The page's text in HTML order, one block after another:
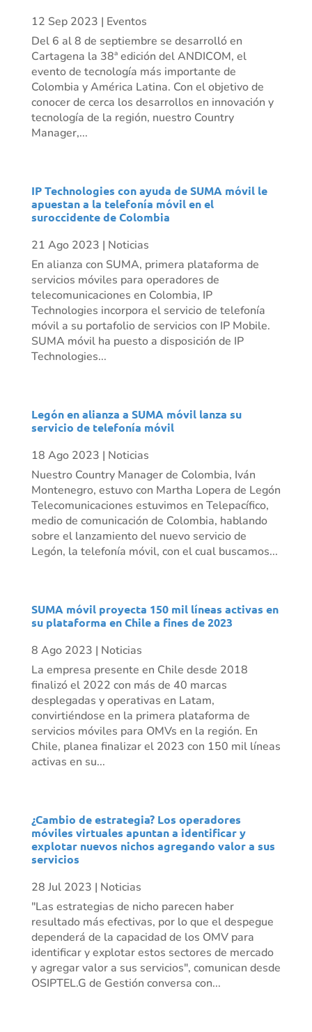
12 Sep 2023 | Eventos
Del 6 al 8 de septiembre se desarrolló en
Cartagena la 38ª edición del ANDICOM, el
evento de tecnología más importante de
Colombia y América Latina. Con el objetivo de
conocer de cerca los desarrollos en innovación y
tecnología de la región, nuestro Country
Manager,...
IP Technologies con ayuda de SUMA móvil le
apuestan a la telefonía móvil en el
suroccidente de Colombia
21 Ago 2023 | Noticias
En alianza con SUMA, primera plataforma de
servicios móviles para operadores de
telecomunicaciones en Colombia, IP
Technologies incorpora el servicio de telefonía
móvil a su portafolio de servicios con IP Mobile.
SUMA móvil ha puesto a disposición de IP
Technologies...
Legón en alianza a SUMA móvil lanza su
servicio de telefonía móvil
18 Ago 2023 | Noticias
Nuestro Country Manager de Colombia, Iván
Montenegro, estuvo con Martha Lopera de Legón
Telecomunicaciones estuvimos en Telepacífico,
medio de comunicación de Colombia, hablando
sobre el lanzamiento del nuevo servicio de
Legón, la telefonía móvil, con el cual buscamos...
SUMA móvil proyecta 150 mil líneas activas en
su plataforma en Chile a fines de 2023
8 Ago 2023 | Noticias
La empresa presente en Chile desde 2018
finalizó el 2022 con más de 40 marcas
desplegadas y operativas en Latam,
convirtiéndose en la primera plataforma de
servicios móviles para OMVs en la región. En
Chile, planea finalizar el 2023 con 150 mil líneas
activas en su...
¿Cambio de estrategia? Los operadores
móviles virtuales apuntan a identificar y
explotar nuevos nichos agregando valor a sus
servicios
28 Jul 2023 | Noticias
"Las estrategias de nicho parecen haber
resultado más efectivas, por lo que el despegue
dependerá de la capacidad de los OMV para
identificar y explotar estos sectores de mercado
y agregar valor a sus servicios", comunican desde
OSIPTEL.G de Gestión conversa con...